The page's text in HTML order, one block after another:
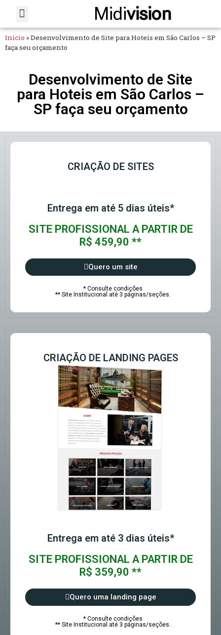
Midivision
Início »Desenvolvimento de Site para Hoteis em São Carlos – SP
faça seu orçamento
Desenvolvimento de Site
para Hoteis em São Carlos –
SP faça seu orçamento
CRIAÇÃO DE SITES
Entrega em até 5 dias úteis*
SITE PROFISSIONAL A PARTIR DE
R$ 459,90 **
Quero um site
* Consulte condições
** Site Institucional até 3 páginas/seções.
CRIAÇÃO DE LANDING PAGES
Entrega em até 3 dias úteis*
SITE PROFISSIONAL A PARTIR DE
R$ 359,90 **
Quero uma landing page
* Consulte condições
** Site Institucional até 3 páginas/seções.